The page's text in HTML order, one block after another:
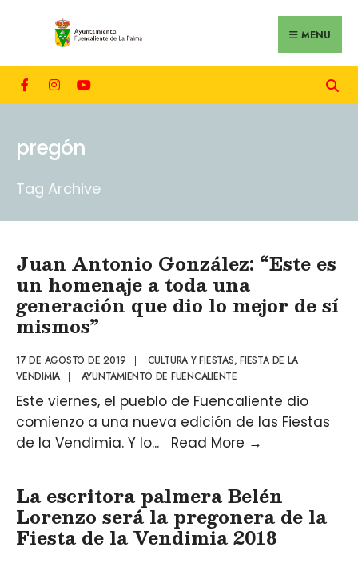
MENU
pregón
Tag Archive
Juan Antonio González: “Este es
un homenaje a toda una
generación que dio lo mejor de sí
mismos”
17 DE AGOSTO DE 2019 | CULTURA Y FIESTAS,FIESTA DE LA
VENDIMIA
| AYUNTAMIENTO DE FUENCALIENTE
Este viernes, el pueblo de Fuencaliente dio
comienzo a una nueva edición de las Fiestas
de la Vendimia. Y lo... Read More →
La escritora palmera Belén
Lorenzo será la pregonera de la
Fiesta de la Vendimia 2018